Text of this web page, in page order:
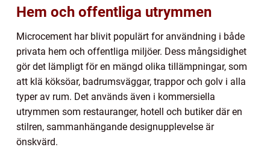
Hem och offentliga utrymmen
Microcement har blivit populärt for användning i både
privata hem och offentliga miljöer. Dess mångsidighet
gör det lämpligt för en mängd olika tillämpningar, som
att klä köksöar, badrumsväggar, trappor och golv i alla
typer av rum. Det används även i kommersiella
utrymmen som restauranger, hotell och butiker där en
stilren, sammanhängande designupplevelse är
önskvärd.